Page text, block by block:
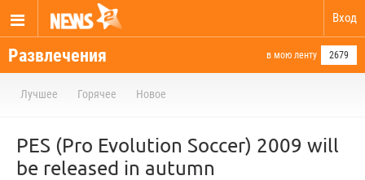
Вход
Развлечения в мою ленту 2679
Лучшее Горячее Новое
PES (Pro Evolution Soccer) 2009 will
be released in autumn